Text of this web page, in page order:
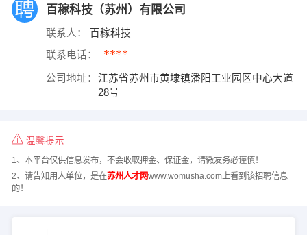
百稼科技（苏州）有限公司
联系人： 百稼科技
联系电话： ****
公司地址：
江苏省苏州市黄埭镇潘阳工业园区中心大道
28号
温馨提示
1、本平台仅供信息发布，不会收取押金、保证金，请微友务必谨慎！
2、请告知用人单位，是在苏州人才网www.womusha.com上看到该招聘信息
的！